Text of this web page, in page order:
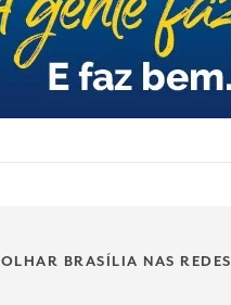
OLHAR BRASÍLIA NAS REDES